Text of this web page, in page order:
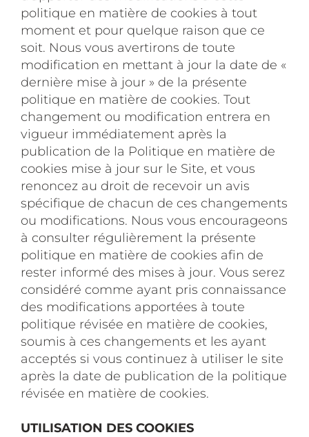
politique en matière de cookies à tout
moment et pour quelque raison que ce
soit. Nous vous avertirons de toute
modification en mettant à jour la date de «
dernière mise à jour » de la présente
politique en matière de cookies. Tout
changement ou modification entrera en
vigueur immédiatement après la
publication de la Politique en matière de
cookies mise à jour sur le Site, et vous
renoncez au droit de recevoir un avis
spécifique de chacun de ces changements
ou modifications. Nous vous encourageons
à consulter régulièrement la présente
politique en matière de cookies afin de
rester informé des mises à jour. Vous serez
considéré comme ayant pris connaissance
des modifications apportées à toute
politique révisée en matière de cookies,
soumis à ces changements et les ayant
acceptés si vous continuez à utiliser le site
après la date de publication de la politique
révisée en matière de cookies.
UTILISATION DES COOKIES